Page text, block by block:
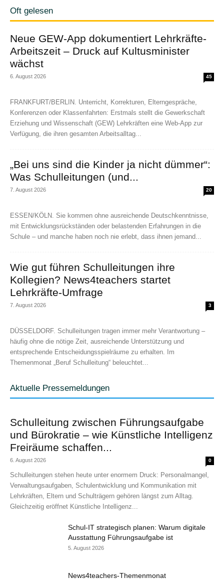
Oft gelesen
Neue GEW-App dokumentiert Lehrkräfte-
Arbeitszeit – Druck auf Kultusminister
wächst
6. August 2026 45
FRANKFURT/BERLIN. Unterricht, Korrekturen, Elterngespräche,
Konferenzen oder Klassenfahrten: Erstmals stellt die Gewerkschaft
Erziehung und Wissenschaft (GEW) Lehrkräften eine Web-App zur
Verfügung, die ihren gesamten Arbeitsalltag...
„Bei uns sind die Kinder ja nicht dümmer“:
Was Schulleitungen (und...
7. August 2026 20
ESSEN/KÖLN. Sie kommen ohne ausreichende Deutschkenntnisse,
mit Entwicklungsrückständen oder belastenden Erfahrungen in die
Schule – und manche haben noch nie erlebt, dass ihnen jemand...
Wie gut führen Schulleitungen ihre
Kollegien? News4teachers startet
Lehrkräfte-Umfrage
7. August 2026 3
DÜSSELDORF. Schulleitungen tragen immer mehr Verantwortung –
häufig ohne die nötige Zeit, ausreichende Unterstützung und
entsprechende Entscheidungsspielräume zu erhalten. Im
Themenmonat „Beruf Schulleitung“ beleuchtet...
Aktuelle Pressemeldungen
Schulleitung zwischen Führungsaufgabe
und Bürokratie – wie Künstliche Intelligenz
Freiräume schaffen...
6. August 2026 0
Schulleitungen stehen heute unter enormem Druck: Personalmangel,
Verwaltungsaufgaben, Schulentwicklung und Kommunikation mit
Lehrkräften, Eltern und Schulträgern gehören längst zum Alltag.
Gleichzeitig eröffnet Künstliche Intelligenz...
Schul-IT strategisch planen: Warum digitale
Ausstattung Führungsaufgabe ist
5. August 2026
News4teachers-Themenmonat